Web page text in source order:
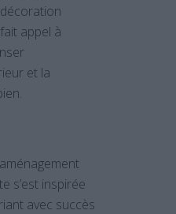
appel à
et la
s’est inspirée
avec succès